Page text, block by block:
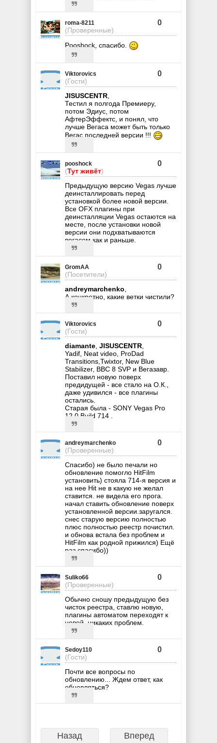
roma-8211
(Проверенные)
0
Pooshock, спасибо.
Viktorovics
(Гости)
0
JISUSCENTR
Тестил я полгода Премиеру,
потом Эдиус, потом
АфтерЭффектс, и понял, что
лучше Вегаса может быть только
Вегас последней версии !!!
pooshock
(Тут живёт)
0
Предыдущую версию Vegas лучше
деинсталлировать перед
установкой более новой версии.
Все OFX плагины при
деинсталляции Vegas остаются на
месте, после установки новой
версии они подхватываются
вегасом как и раньше.
GromAA
(Посетители)
0
andreymarchenko
А конкретно, какие ветки чистили?
Viktorovics
(Гости)
0
diamante JISUSCENTR
Yadif, Neat video, ProDad
Transitions,Twixtor, New Blue
Stabilizer, BBC 8 SVP и Вегазавр.
Поставил новую поверх
предидущей - все стало на О.К.,
даже удивился - все плагины
остались.
Старая была - SONY Vegas Pro
12.0 Build 714 .
andreymarchenko
(Проверенные)
0
Спасибо) не было печали но
обновление помогло HitFilm
установить) стояла 714-я версия и
на нее Hit не в какую не желал
ставится. не видела его прога.
начал ставить обновление поверх
установленной версии.заругался.
снес старую версию полностью
плюс полностью реестр почистил.
и обнова встала без проблем и
HitFilm как родной прижился) Ещё
раз спасибо))
Suliko66
(Проверенные)
0
Обычно сношу предыдущую без
чисток реестра, ставлю новую,
плагины автоматом переходят к
новой, никаких проблем.
Sedoy110
(Гости)
0
Почти все вопросы по
обновлению... Ждем ответ, как
обновляться?
Назад Вперед